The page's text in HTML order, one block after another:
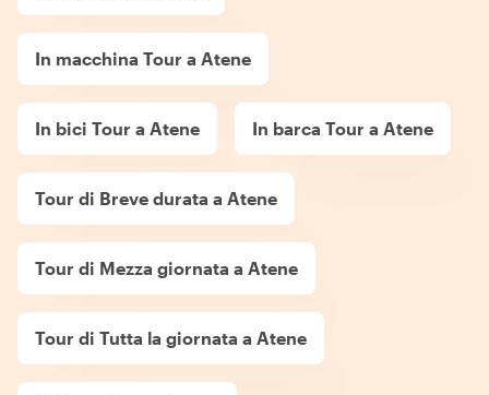
In macchina Tour a Atene
In bici Tour a Atene In barca Tour a Atene
Tour di Breve durata a Atene
Tour di Mezza giornata a Atene
Tour di Tutta la giornata a Atene